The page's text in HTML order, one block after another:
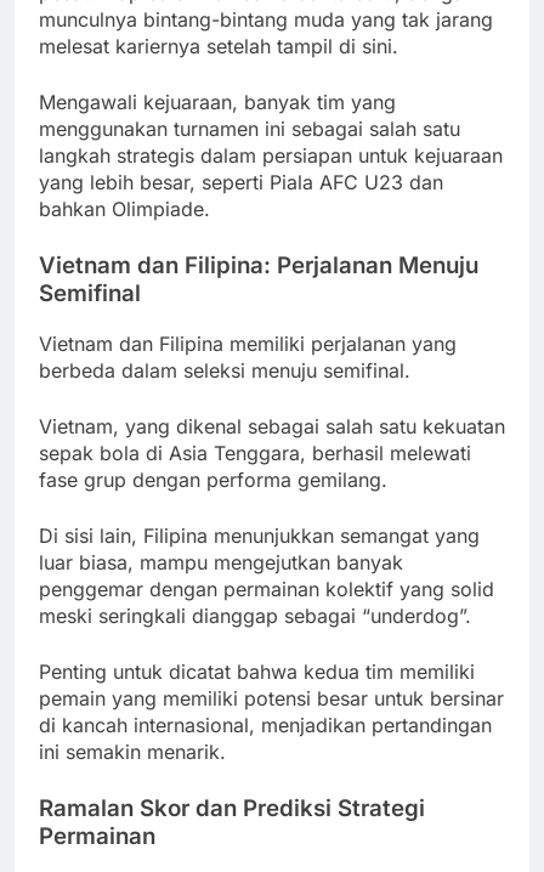
munculnya bintang-bintang muda yang tak jarang
melesat kariernya setelah tampil di sini.
Mengawali kejuaraan, banyak tim yang
menggunakan turnamen ini sebagai salah satu
langkah strategis dalam persiapan untuk kejuaraan
yang lebih besar, seperti Piala AFC U23 dan
bahkan Olimpiade.
Vietnam dan Filipina: Perjalanan Menuju
Semifinal
Vietnam dan Filipina memiliki perjalanan yang
berbeda dalam seleksi menuju semifinal.
Vietnam, yang dikenal sebagai salah satu kekuatan
sepak bola di Asia Tenggara, berhasil melewati
fase grup dengan performa gemilang.
Di sisi lain, Filipina menunjukkan semangat yang
luar biasa, mampu mengejutkan banyak
penggemar dengan permainan kolektif yang solid
meski seringkali dianggap sebagai “underdog”.
Penting untuk dicatat bahwa kedua tim memiliki
pemain yang memiliki potensi besar untuk bersinar
di kancah internasional, menjadikan pertandingan
ini semakin menarik.
Ramalan Skor dan Prediksi Strategi
Permainan